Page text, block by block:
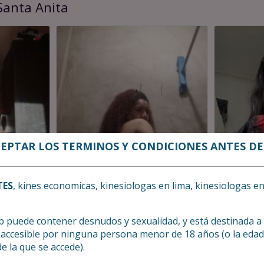
Anita
Arantza
Santa Anita, Lima
Anthonela
LOS TERMINOS Y CONDICIONES ANTES
, kines economicas, kinesiologas en lima, kinesiologas
puede contener desnudos y sexualidad, y está destinada
por ninguna persona menor de 18 años (o la
la que se accede).